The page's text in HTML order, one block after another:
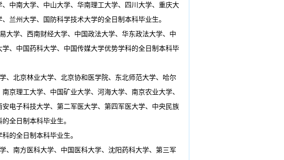
中南大学、中山大学、华南理工大学、四川大学、重庆大
兰州大学、国防科学技术大学的全日制本科毕业生。
大学、西南财经大学、中国政法大学、华东政法大学、中
、中国药科大学、中国传媒大学优势学科的全日制本科毕
、北京林业大学、北京协和医学院、东北师范大学、哈尔
京理工大学、中国矿业大学、河海大学、南京农业大学、
电子科技大学、第二军医大学、第四军医大学、中央民族
全日制本科毕业生。
的全日制本科毕业生。
、南方医科大学、中国医科大学、沈阳药科大学、第三军